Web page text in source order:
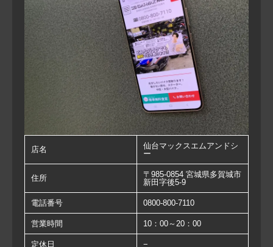
店名
仙台マックスエムアンドシ
ー
住所
〒985-0854 宮城県多賀城市
新田字後5-9
電話番号 0800-800-7110
営業時間 10：00～20：00
定休日 −